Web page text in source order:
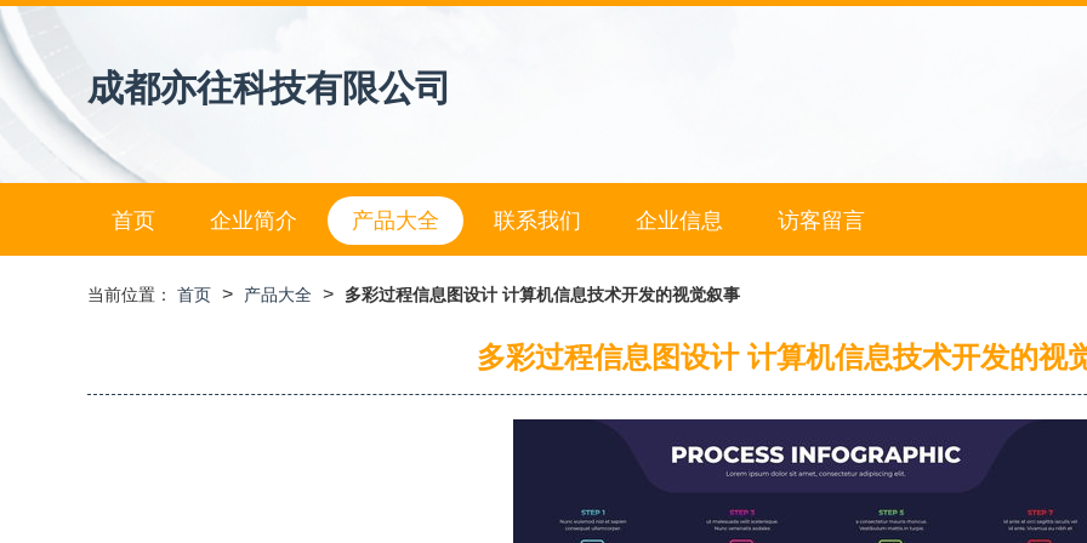
成都亦往科技有限公司
首页 企业简介 产品大全 联系我们 企业信息 访客留言
当前位置： 首页 > 产品大全 > 多彩过程信息图设计 计算机信息技术开发的视觉叙事
多彩过程信息图设计 计算机信息技术开发的视